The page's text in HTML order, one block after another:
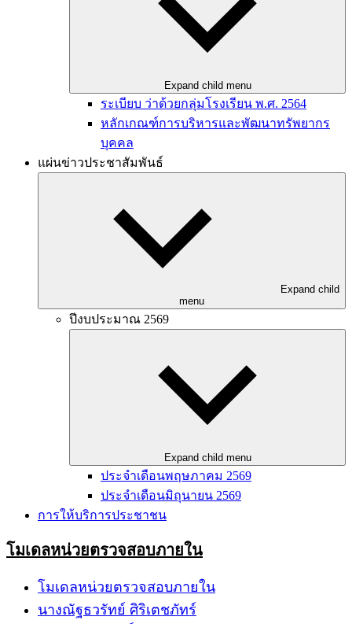
Expand child menu
ระเบียบ ว่าด้วยกลุ่มโรงเรียน พ.ศ. 2564
หลักเกณฑ์การบริหารและพัฒนาทรัพยากร
บุคคล
แผ่นข่าวประชาสัมพันธ์
Expand child
menu
ปีงบประมาณ 2569
Expand child menu
ประจำเดือนพฤษภาคม 2569
ประจำเดือนมิถุนายน 2569
การให้บริการประชาชน
โมเดลหน่วยตรวจสอบภายใน
โมเดลหน่วยตรวจสอบภายใน
นางณัฐธวรัทย์ ศิริเตชภัทร์